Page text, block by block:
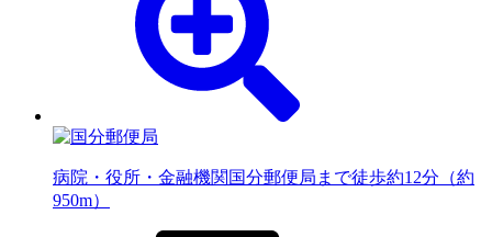
病院・役所・金融機関 国分郵便局まで徒歩約12分（約
950m）